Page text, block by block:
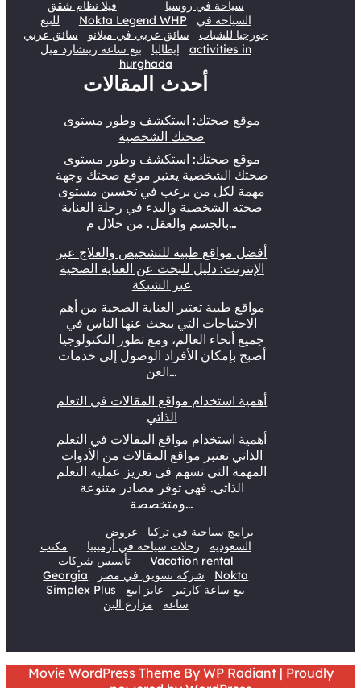
سياحة في روسيا
فيلا نظام شقق
للبيع
Nokta Legend WHP
السياحة في
جورجيا للشباب
سائق عربي في ميلانو
سائق عربي
إيطاليا
بيع ساعة ريتشارد ميل
activities in
hurghada
أحدث المقالات
موقع صحتك: استكشف وطور مستوى
صحتك الشخصية
موقع صحتك: استكشف وطور مستوى
صحتك الشخصية يعتبر موقع صحتك وجهة
مهمة لكل من يرغب في تحسين مستوى
صحته الشخصية والبدء في رحلة العناية
بالجسم والعقل. من خلال م…
أفضل مواقع طبية للتشخيص والعلاج عبر
الإنترنت: دليل للبحث عن العناية الصحية
عبر الشبكة
مواقع طبية تعتبر العناية الصحية من أهم
الاحتياجات التي يبحث عنها الناس في
جميع أنحاء العالم، ومع تطور التكنولوجيا
أصبح بإمكان الأفراد الوصول إلى خدمات
العن…
أهمية استخدام مواقع المقالات في التعلم
الذاتي
أهمية استخدام مواقع المقالات في التعلم
الذاتي تعتبر مواقع المقالات من الأدوات
المهمة التي تسهم في تعزيز عملية التعلم
الذاتي. فهي توفر مصادر متنوعة
ومتخصصة…
برامج سياحية في تركيا
عروض
السعودية
رحلات سياحة في أرمينيا
مكتب
تأسيس شركات
Vacation rental
Georgia
شركة تسويق في مصر
Nokta
Simplex Plus
بيع ساعة كارتير
عايز ابيع
ساعة
مزارع البن
Movie WordPress Theme By WP Radiant| Proudly